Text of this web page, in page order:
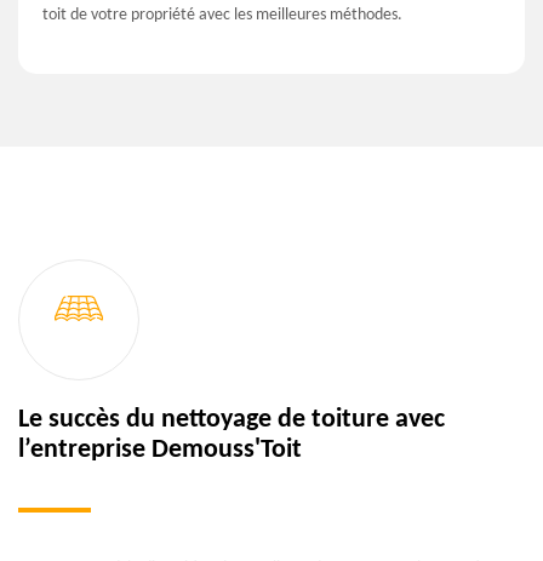
toit de votre propriété avec les meilleures méthodes.
Le succès du nettoyage de toiture avec
l’entreprise Demouss'Toit